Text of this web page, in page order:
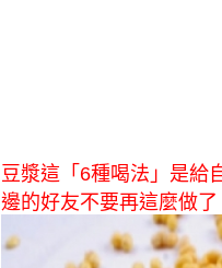
豆漿這「6種喝法」是給
邊的好友不要再這麼做